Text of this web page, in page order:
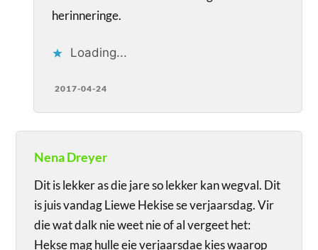
herinneringe.
Loading...
2017-04-24
Nena Dreyer
Dit is lekker as die jare so lekker kan wegval. Dit
is juis vandag Liewe Hekise se verjaarsdag. Vir
die wat dalk nie weet nie of al vergeet het:
Hekse mag hulle eie verjaarsdae kies waarop